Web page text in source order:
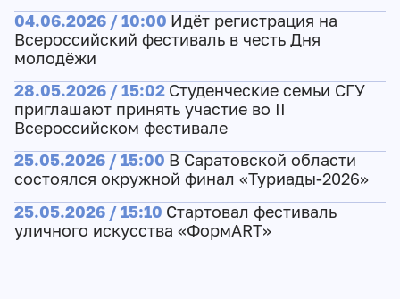
04.06.2026 / 10:00 Идёт регистрация на
Всероссийский фестиваль в честь Дня
молодёжи
28.05.2026 / 15:02 Студенческие семьи СГУ
приглашают принять участие во II
Всероссийском фестивале
25.05.2026 / 15:00 В Саратовской области
состоялся окружной финал «Туриады-2026»
25.05.2026 / 15:10 Cтартовал фестиваль
уличного искусства «ФормART»